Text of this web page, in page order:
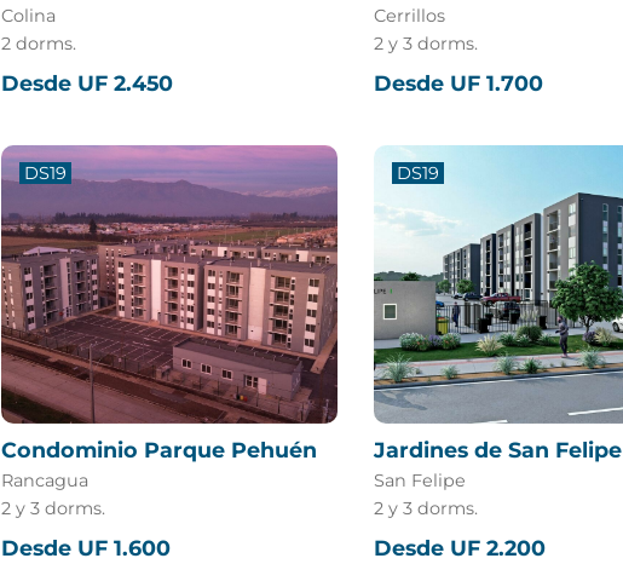
Colina
2 dorms.
Desde UF 2.450
Cerrillos
2 y 3 dorms.
Desde UF 1.700
DS19
Condominio Parque Pehuén
Rancagua
2 y 3 dorms.
Desde UF 1.600
DS19
Jardines de San Felipe
San Felipe
2 y 3 dorms.
Desde UF 2.200